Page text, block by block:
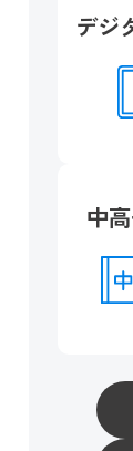
デジ
中